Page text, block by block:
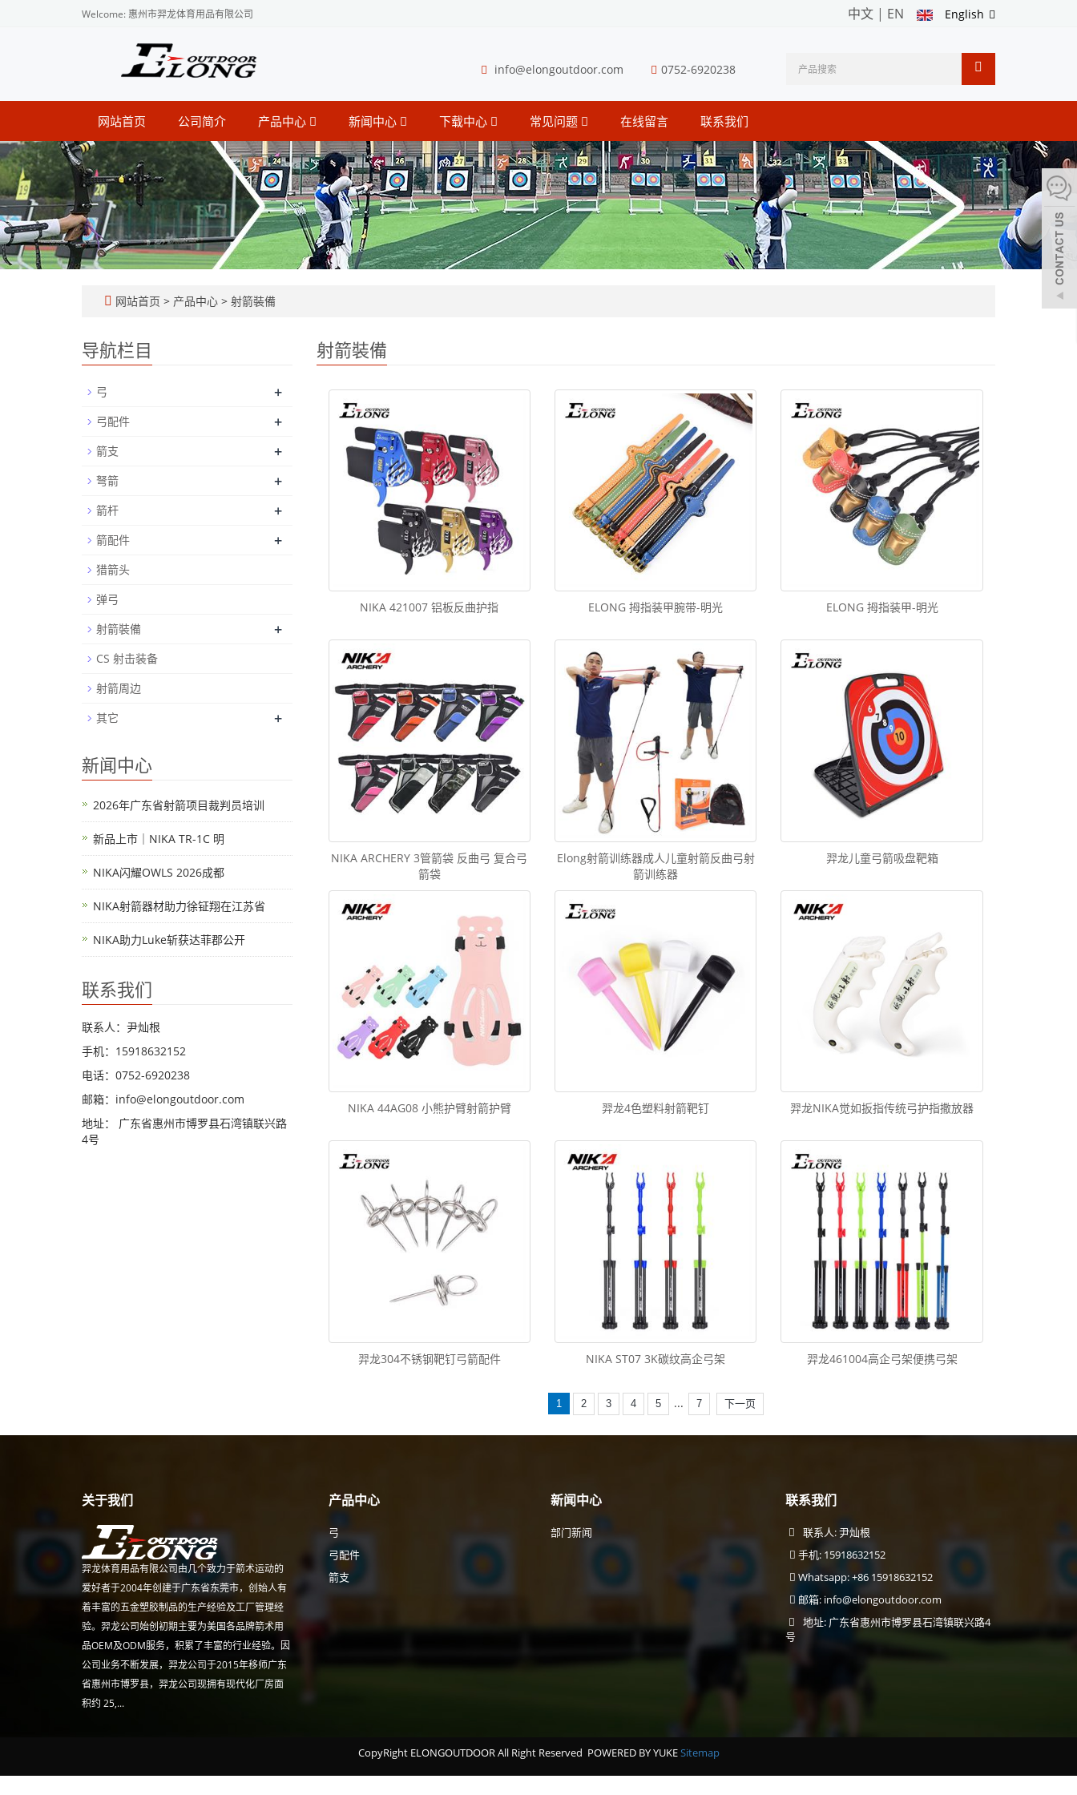
Welcome: 惠州市羿龙体育用品有限公司 English
中文 | EN
info@elongoutdoor.com 0752-6920238
网站首页 公司简介 产品中心 新闻中心 下载中心 常见问题 在线留言 联系我们
网站首页 > 产品中心 > 射箭裝備
射箭裝備
NIKA 421007 铝板反曲护指 ELONG 拇指装甲腕带-明光 ELONG 拇指装甲-明光
NIKA ARCHERY 3管箭袋 反曲弓 复合弓
箭袋
Elong射箭训练器成人儿童射箭反曲弓射
箭训练器
羿龙儿童弓箭吸盘靶箱
NIKA 44AG08 小熊护臂射箭护臂 羿龙4色塑料射箭靶钉 羿龙NIKA觉如扳指传统弓护指撒放器
羿龙304不锈钢靶钉弓箭配件 NIKA ST07 3K碳纹高企弓架 羿龙461004高企弓架便携弓架
1 2 3 4 5 ... 7 下一页
导航栏目
弓 +
弓配件 +
箭支 +
弩箭 +
箭杆 +
箭配件 +
猎箭头
弹弓
射箭裝備
+
CS 射击装备
射箭周边
其它
+
新闻中心
2026年广东省射箭项目裁判员培训
新品上市｜NIKA TR-1C 明
NIKA闪耀OWLS 2026成都
NIKA射箭器材助力徐钲翔在江苏省
NIKA助力Luke斩获达菲郡公开
联系我们
联系人：尹灿根
手机：15918632152
电话：0752-6920238
邮箱： info@elongoutdoor.com
地址： 广东省惠州市博罗县石湾镇联兴路
4号
关于我们
羿龙体育用品有限公司由几个致力于箭术运动的
爱好者于2004年创建于广东省东莞市，创始人有
着丰富的五金塑胶制品的生产经验及工厂管理经
验。羿龙公司始创初期主要为美国各品牌箭术用
品OEM及ODM服务，积累了丰富的行业经验。因
公司业务不断发展，羿龙公司于2015年移师广东
省惠州市博罗县，羿龙公司现拥有现代化厂房面
积约 25,...
产品中心
弓
弓配件
箭支
新闻中心
部门新闻
联系我们
联系人: 尹灿根
手机: 15918632152
Whatsapp: +86 15918632152
邮箱: info@elongoutdoor.com
地址: 广东省惠州市博罗县石湾镇联兴路4
号
CopyRight ELONGOUTDOOR All Right Reserved POWERED BY YUKESitemap